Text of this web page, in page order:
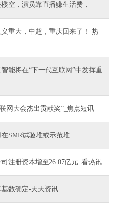
空，演员靠直播赚生活费，
重大，中超，重庆回来了！ 热
能将在“下一代互联网”中发挥重
网大会杰出贡献奖”_焦点短讯
SMR试验堆或示范堆
注册资本增至26.07亿元_看热讯
数确定-天天资讯